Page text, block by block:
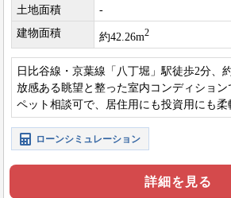
土地面積
-
建物面積
約42.26m2
日比谷線・京葉線「八丁堀」駅徒歩2分、
放感ある眺望と整った室内コンディション
ペット相談可で、居住用にも投資用にも
レジデンスです。
ローンシミュレーション
詳細を見る